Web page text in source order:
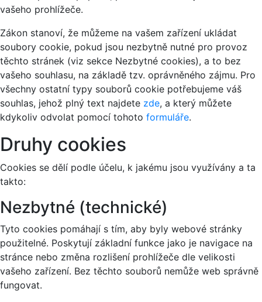
vašeho prohlížeče.
Zákon stanoví, že můžeme na vašem zařízení ukládat
soubory cookie, pokud jsou nezbytně nutné pro provoz
těchto stránek (viz sekce Nezbytné cookies), a to bez
vašeho souhlasu, na základě tzv. oprávněného zájmu. Pro
všechny ostatní typy souborů cookie potřebujeme váš
souhlas, jehož plný text najdete zde, a který můžete
kdykoliv odvolat pomocí tohoto formuláře.
Druhy cookies
Cookies se dělí podle účelu, k jakému jsou využívány a ta
takto:
Nezbytné (technické)
Tyto cookies pomáhají s tím, aby byly webové stránky
použitelné. Poskytují základní funkce jako je navigace na
stránce nebo změna rozlišení prohlížeče dle velikosti
vašeho zařízení. Bez těchto souborů nemůže web správně
fungovat.